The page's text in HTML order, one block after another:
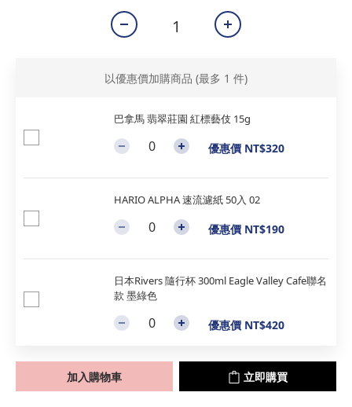
以優惠價加購商品 (最多 1 件)
巴拿馬 翡翠莊園 紅標藝伎 15g
優惠價 NT$320
HARIO ALPHA 速流濾紙 50入 02
優惠價 NT$190
日本Rivers 隨行杯 300ml Eagle Valley Cafe聯名
款 墨綠色
優惠價 NT$420
加入購物車 立即購買